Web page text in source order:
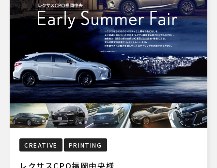
CREATIVE PRINTING
レクサスCPO福岡中央様